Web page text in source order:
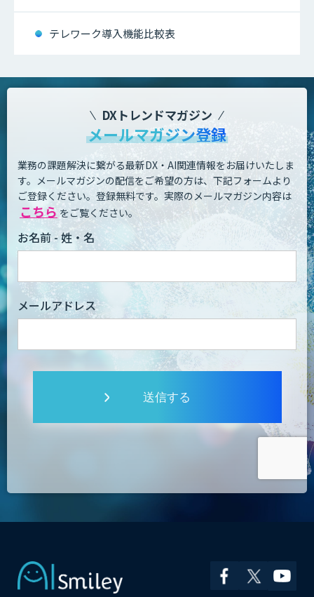
テレワーク導入機能比較表
DXトレンドマガジン
メールマガジン登録
業務の課題解決に繋がる最新DX・AI関連情報をお届けいたしま
す。 メールマガジンの配信をご希望の方は、下記フォームより
ご登録ください。登録無料です。 実際のメールマガジン内容は
こちら をご覧ください。
お名前 - 姓・名
メールアドレス
送信する